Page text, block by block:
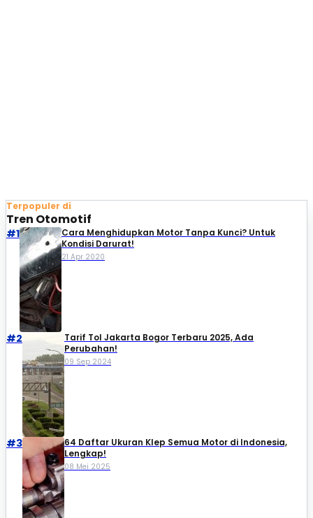
Terpopuler di
Tren Otomotif
#1
Cara Menghidupkan Motor Tanpa Kunci? Untuk
Kondisi Darurat!
21 Apr 2020
#2
Tarif Tol Jakarta Bogor Terbaru 2025, Ada
Perubahan!
09 Sep 2024
#3
64 Daftar Ukuran Klep Semua Motor di Indonesia,
Lengkap!
08 Mei 2025